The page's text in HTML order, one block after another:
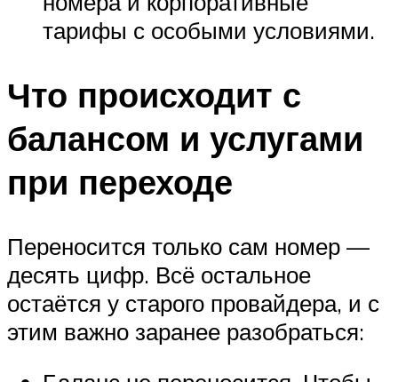
тарифы с особыми условиями.
Что происходит с
балансом и услугами
при переходе
Переносится только сам номер —
десять цифр. Всё остальное
остаётся у старого провайдера, и с
этим важно заранее разобраться: